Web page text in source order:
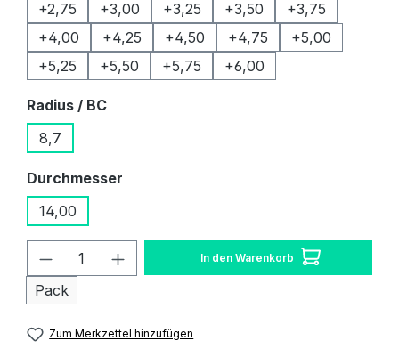
+2,75
+3,00 +3,25 +3,50
+3,75
+4,00
+4,25 +4,50 +4,75
+5,00
+5,25
+5,50 +5,75 +6,00
Radius / BCauswählen
8,7
Durchmesser
14,00
Produkt Anzahl: Gib den
Pack
In den Warenkorb
Zum Merkzettel hinzufügen